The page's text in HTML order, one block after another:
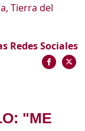
Tierra del
Redes Sociales
"ME